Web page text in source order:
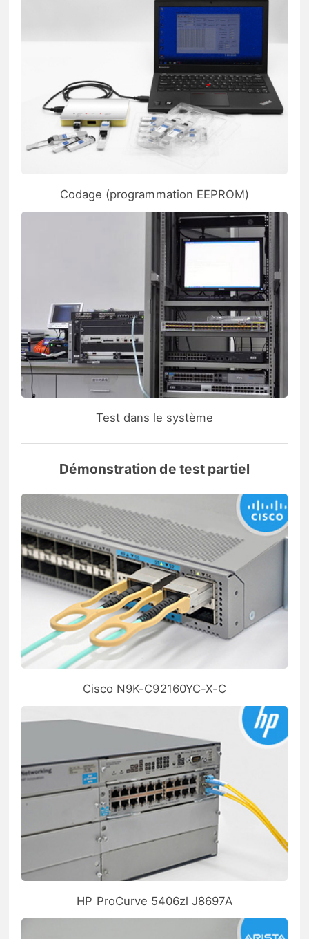
Codage (programmation EEPROM)
Test dans le système
Démonstration de test partiel
Cisco N9K-C92160YC-X-C
HP ProCurve 5406zl J8697A